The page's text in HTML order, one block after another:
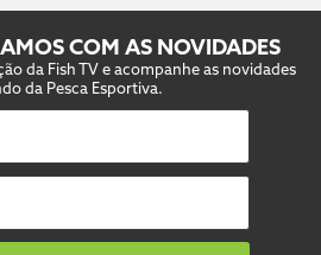
COM AS NOVIDADES
da Fish TV e acompanhe as novidades
da Pesca Esportiva.